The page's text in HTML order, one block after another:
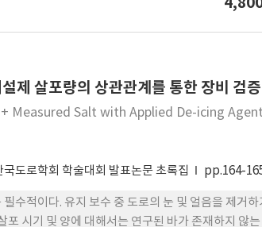
적으로 정적인 영향 을 미쳤다. 셋째, 경기관람결정
천 행동을 유도할 수 있는 지속가능한 팬 기반 형성
제 살포량의 상관관계를 통한 장비 검증
Measured Salt with Applied De-icing
도로학회 학술대회 발표논문 초록집 pp.164-
수적이다. 유지 보수 중 도로의 눈 및 얼음을 제거하
시기 및 양에 대해서는 연구된 바가 존재하지 않는